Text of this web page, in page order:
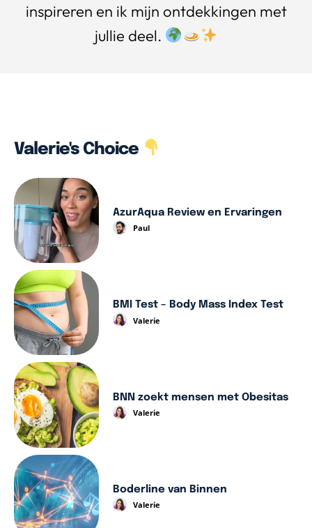
inspireren en ik mijn ontdekkingen met
jullie deel.
Valerie's Choice
AzurAqua Review en Ervaringen
Paul
BMI Test – Body Mass Index Test
Valerie
BNN zoekt mensen met Obesitas
Valerie
Boderline van Binnen
Valerie